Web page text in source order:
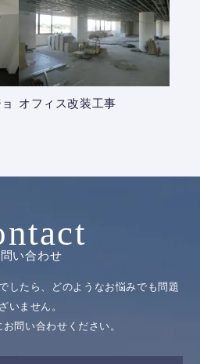
オフィス改装工事
い合わせ
したら、どのようなお悩みでも問題
いません。
問い合わせください。